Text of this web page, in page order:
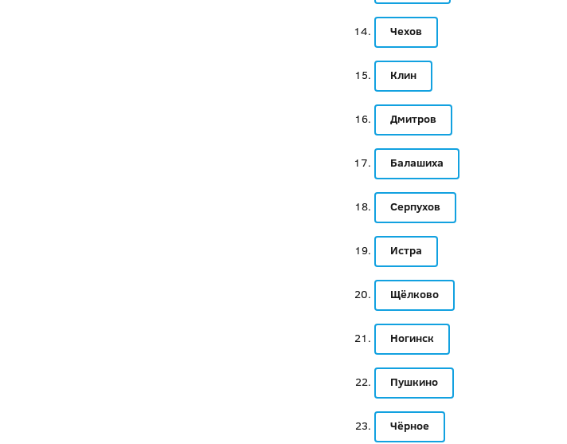
Чехов
Клин
Дмитров
Балашиха
Серпухов
Истра
Щёлково
Ногинск
Пушкино
Чёрное